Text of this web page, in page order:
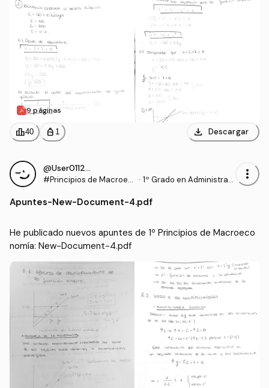
9 páginas
leaderboard40 personal_bag 1 download Descargar
@User011294
#Principios de Macroec
· 1º Grado en Administraci
sas (UDC)
more_vert
Apuntes-New-Document-4.pdf
He publicado nuevos apuntes de 1º Principios de Macroeco
nomía: New-Document-4.pdf